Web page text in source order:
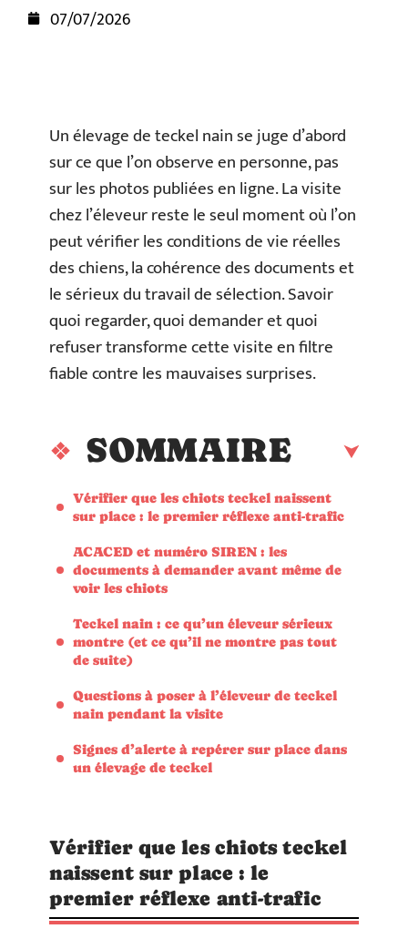
07/07/2026
Un élevage de teckel nain se juge d’abord
sur ce que l’on observe en personne, pas
sur les photos publiées en ligne. La visite
chez l’éleveur reste le seul moment où l’on
peut vérifier les conditions de vie réelles
des chiens, la cohérence des documents et
le sérieux du travail de sélection. Savoir
quoi regarder, quoi demander et quoi
refuser transforme cette visite en filtre
fiable contre les mauvaises surprises.
SOMMAIRE
Vérifier que les chiots teckel naissent
sur place : le premier réflexe anti-trafic
ACACED et numéro SIREN : les
documents à demander avant même de
voir les chiots
Teckel nain : ce qu’un éleveur sérieux
montre (et ce qu’il ne montre pas tout
de suite)
Questions à poser à l’éleveur de teckel
nain pendant la visite
Signes d’alerte à repérer sur place dans
un élevage de teckel
Vérifier que les chiots teckel
naissent sur place : le
premier réflexe anti-trafic